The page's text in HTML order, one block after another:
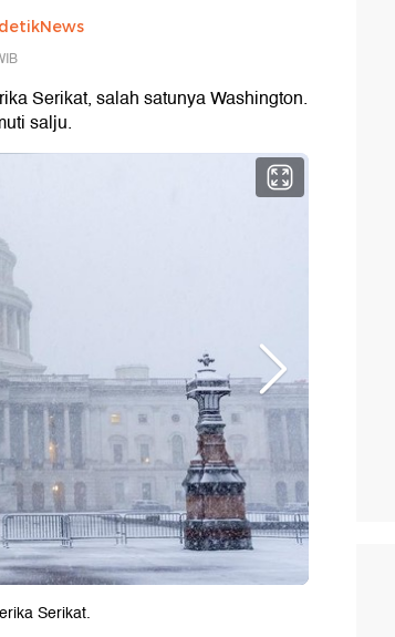
detikNews
Serikat, salah satunya Washington.
salju.
Serikat.